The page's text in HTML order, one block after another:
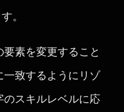
。
素を変更すること
一致するようにリゾ
スキルレベルに応